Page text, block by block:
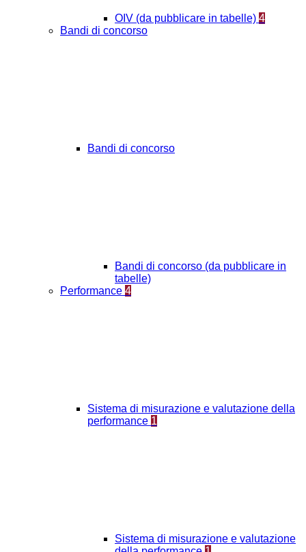
OIV (da pubblicare in tabelle) 4
Bandi di concorso
Bandi di concorso
Bandi di concorso (da pubblicare in
tabelle)
Performance 4
Sistema di misurazione e valutazione della
performance 1
Sistema di misurazione e valutazione